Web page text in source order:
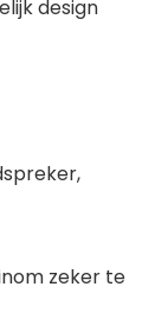
design
zeker te